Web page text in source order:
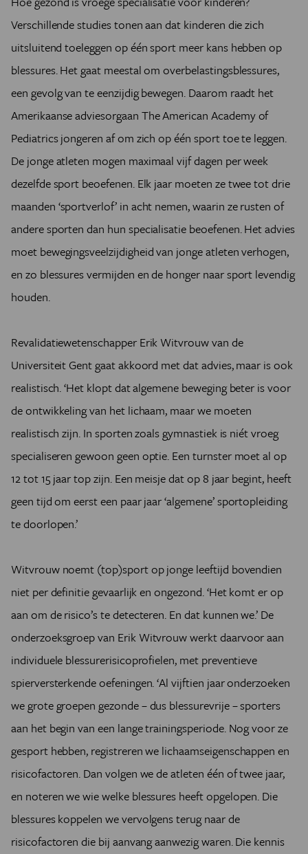
Verschillende studies tonen aan dat kinderen die zich
uitsluitend toeleggen op één sport meer kans hebben op
blessures. Het gaat meestal om overbelastingsblessures,
een gevolg van te eenzijdig bewegen. Daarom raadt het
Amerikaanse adviesorgaan The American Academy of
Pediatrics jongeren af om zich op één sport toe te leggen.
De jonge atleten mogen maximaal vijf dagen per week
dezelfde sport beoefenen. Elk jaar moeten ze twee tot drie
maanden ‘sportverlof’ in acht nemen, waarin ze rusten of
andere sporten dan hun specialisatie beoefenen. Het advies
moet bewegingsveelzijdigheid van jonge atleten verhogen,
en zo blessures vermijden en de honger naar sport levendig
houden.
Revalidatiewetenschapper Erik Witvrouw van de
Universiteit Gent gaat akkoord met dat advies, maar is ook
realistisch. ‘Het klopt dat algemene beweging beter is voor
de ontwikkeling van het lichaam, maar we moeten
realistisch zijn. In sporten zoals gymnastiek is niét vroeg
specialiseren gewoon geen optie. Een turnster moet al op
12 tot 15 jaar top zijn. Een meisje dat op 8 jaar begint, heeft
geen tijd om eerst een paar jaar ‘algemene’ sportopleiding
te doorlopen.’
Witvrouw noemt (top)sport op jonge leeftijd bovendien
niet per definitie gevaarlijk en ongezond. ‘Het komt er op
aan om de risico’s te detecteren. En dat kunnen we.’ De
onderzoeksgroep van Erik Witvrouw werkt daarvoor aan
individuele blessurerisicoprofielen, met preventieve
spierversterkende oefeningen. ‘Al vijftien jaar onderzoeken
we grote groepen gezonde – dus blessurevrije – sporters
aan het begin van een lange trainingsperiode. Nog voor ze
gesport hebben, registreren we lichaamseigenschappen en
risicofactoren. Dan volgen we de atleten één of twee jaar,
en noteren we wie welke blessures heeft opgelopen. Die
blessures koppelen we vervolgens terug naar de
risicofactoren die bij aanvang aanwezig waren. Die kennis